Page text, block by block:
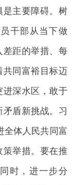
是主要障碍。树
干部从当下做
差距的举措、每
共同富裕目标迈
进深水区，敢于
盾新挑战。习
全体人民共同富
举措。要在推
时，进一步分